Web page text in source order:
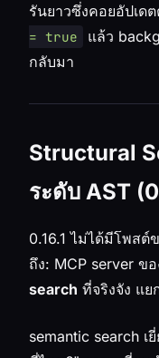
รันยาวซึ่งคอยอัปเด
= true
แล้ว
กลับมา
Structural
ระดับ AST
0.16.1 ไม่ได้มีโพสต์
ถึง: MCP server ข
search ที่จริงจัง แย
semantic search